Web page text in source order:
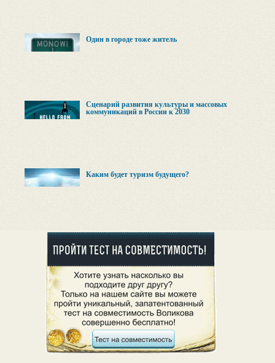
Один в городе тоже житель
Сценарий развития культуры и массовых
коммуникаций в России к 2030
Каким будет туризм будущего?